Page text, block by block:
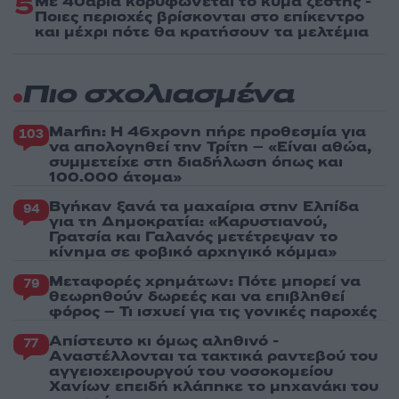
Ποιες περιοχές βρίσκονται στο επίκεντρο
και μέχρι πότε θα κρατήσουν τα μελτέμια
Πιο σχολιασμένα
103 Marfin: Η 46χρονη πήρε προθεσμία για
να απολογηθεί την Τρίτη – «Είναι αθώα,
συμμετείχε στη διαδήλωση όπως και
100.000 άτομα»
94 Βγήκαν ξανά τα μαχαίρια στην Ελπίδα
για τη Δημοκρατία: «Καρυστιανού,
Γρατσία και Γαλανός μετέτρεψαν το
κίνημα σε φοβικό αρχηγικό κόμμα»
79 Μεταφορές χρημάτων: Πότε μπορεί να
θεωρηθούν δωρεές και να επιβληθεί
φόρος – Τι ισχυεί για τις γονικές παροχές
77 Απίστευτο κι όμως αληθινό -
Aναστέλλονται τα τακτικά ραντεβού του
αγγειοχειρουργού του νοσοκομείου
Χανίων επειδή κλάπηκε το μηχανάκι του